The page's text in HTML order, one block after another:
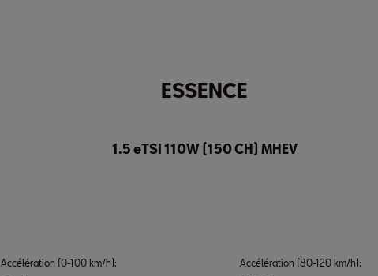
ESSENCE
1.5 eTSI 110W (150 CH) MHEV
Accélération (0-100 km/h): Accélération (80-120 km/h):